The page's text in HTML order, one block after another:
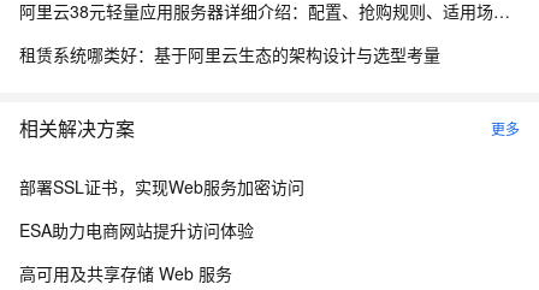
阿里云38元轻量应用服务器详细介绍：配置、抢购规则、适用场景与选购攻略
租赁系统哪类好：基于阿里云生态的架构设计与选型考量
相关解决方案 更多
部署SSL证书，实现Web服务加密访问
ESA助力电商网站提升访问体验
高可用及共享存储 Web 服务